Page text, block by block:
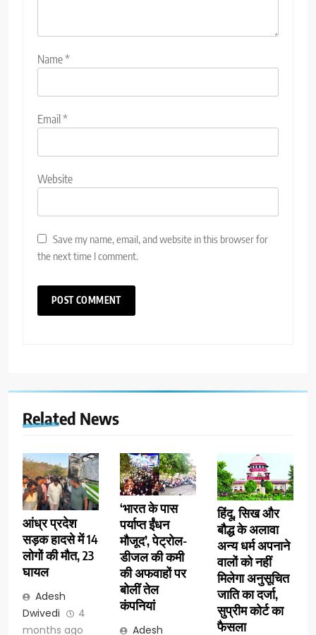
Name*
Email*
Website
Save my name, email, and website in this browser for
the next time I comment.
Related News
आंध्र प्रदेश
सड़क हादसे में 14
लोगों की मौत, 23
घायल
Adesh
Dwivedi
4
months ago
‘भारत के पास
पर्याप्त ईंधन
मौजूद’, पेट्रोल-
डीजल की कमी
की अफवाहों पर
बोलीं तेल
कंपनियां
Adesh
हिंदू, सिख और
बौद्ध के अलावा
अन्य धर्म अपनाने
वालों को नहीं
मिलेगा अनुसूचित
जाति का दर्जा,
सुप्रीम कोर्ट का
फैसला